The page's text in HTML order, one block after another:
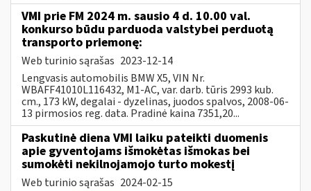
VMI prie FM 2024 m. sausio 4 d. 10.00 val.
konkurso būdu parduoda valstybei perduotą
transporto priemonę:
Web turinio sąrašas 2023-12-14
Lengvasis automobilis BMW X5, VIN Nr.
WBAFF41010L116432, M1-AC, var. darb. tūris 2993 kub.
cm., 173 kW, degalai - dyzelinas, juodos spalvos, 2008-06-
13 pirmosios reg. data. Pradinė kaina 7351,20...
Paskutinė diena VMI laiku pateikti duomenis
apie gyventojams išmokėtas išmokas bei
sumokėti nekilnojamojo turto mokestį
Web turinio sąrašas 2024-02-15